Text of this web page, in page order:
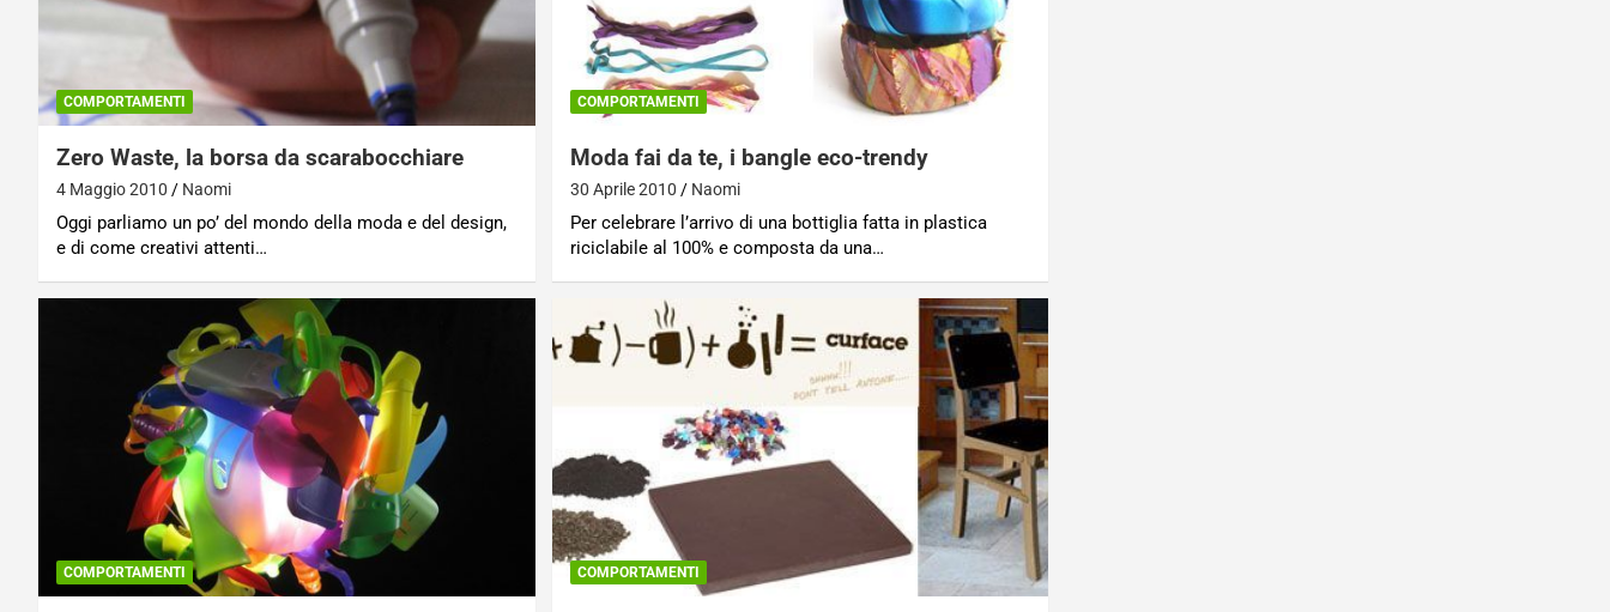
COMPORTAMENTI
Zero Waste, la borsa da scarabocchiare
4 Maggio 2010 Naomi
Oggi parliamo un po’ del mondo della moda e del design,
e di come creativi attenti…
COMPORTAMENTI
Moda fai da te, i bangle eco-trendy
30 Aprile 2010 Naomi
Per celebrare l’arrivo di una bottiglia fatta in plastica
riciclabile al 100% e composta da una…
COMPORTAMENTI COMPORTAMENTI